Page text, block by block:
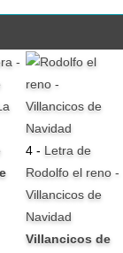
4 - Letra de
Rodolfo el reno -
Villancicos de
Navidad
Villancicos de